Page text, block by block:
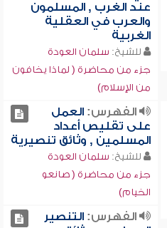
عند الغرب , المسلمون
والعرب في العقلية
الغربية
للشيخ: سلمان العودة
جزء من محاضرة ( لماذا يخافون
من الإسلام)
الفهرس:العمل
على تقليص أعداد
المسلمين , وثائق تنصيرية
للشيخ: سلمان العودة
جزء من محاضرة ( صانعو
الخيام)
الفهرس:التنصير